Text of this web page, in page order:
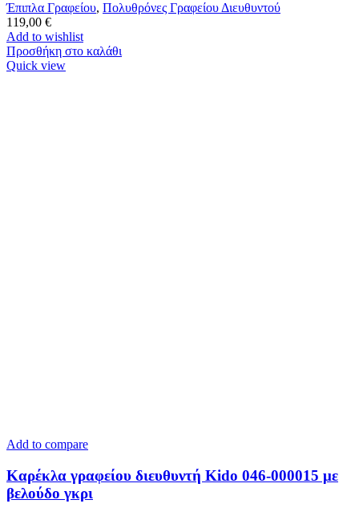
Έπιπλα Γραφείου, Πολυθρόνες Γραφείου Διευθυντού
119,00 €
Add to wishlist
Προσθήκη στο καλάθι
Quick view
Add to compare
Καρέκλα γραφείου διευθυντή Kido 046-000015 με
βελούδο γκρι